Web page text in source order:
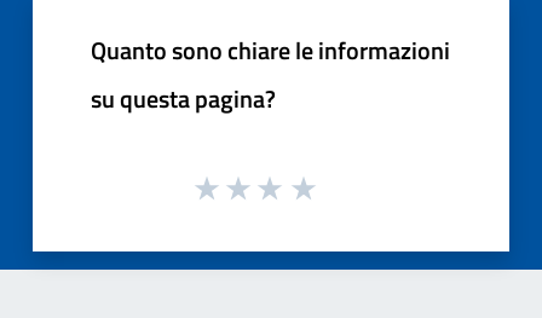
Quanto sono chiare le informazioni
su questa pagina?